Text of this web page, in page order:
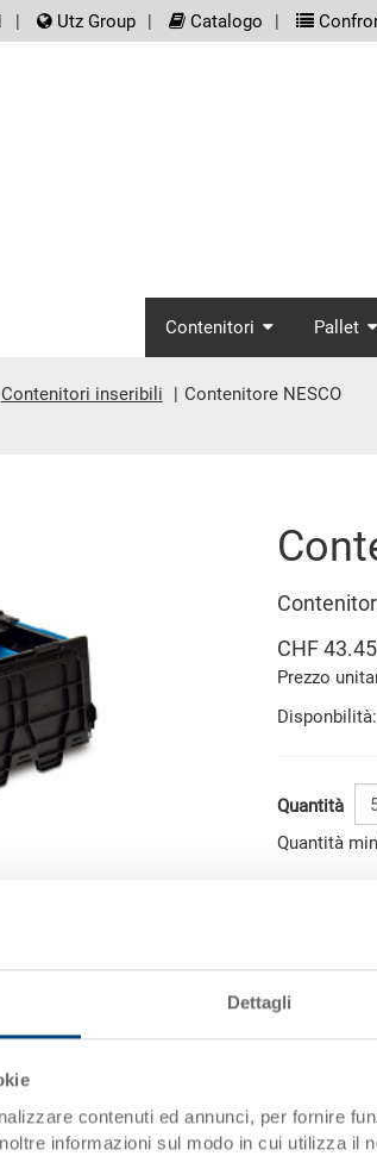
Dettagli
contenuti ed annunci, per fornire
informazioni sul modo in cui utilizza il
Utz Group Catalogo
Contenitori Pallet
Contenitori inseribili Contenitore NESCO
CHF 43.45
Prezzo
Quantità
Quantità
Richiedi